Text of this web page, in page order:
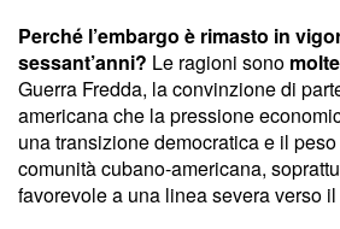
Perché l’embargo è rimasto in
sessant’anni? Le ragioni sono
Guerra Fredda, la convinzione di
americana che la pressione
una transizione democratica e il
comunità cubano-americana,
favorevole a una linea severa verso